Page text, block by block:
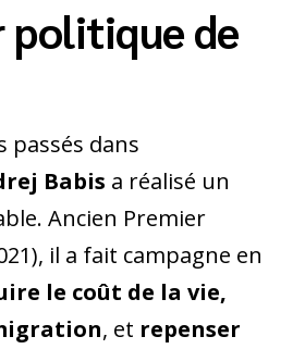
politique de
passés dans
Babis a réalisé un
Ancien Premier
il a fait campagne en
le coût de la vie,
, et repenser